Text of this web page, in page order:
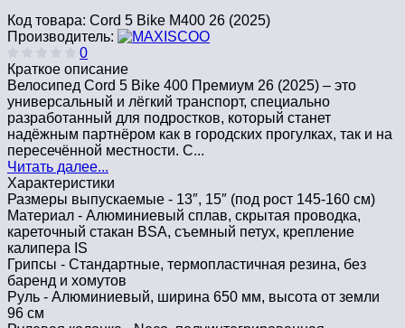
Код товара: Cord 5 Bike M400 26 (2025)
Производитель:
0
Краткое описание
Велосипед Cord 5 Bike 400 Премиум 26 (2025) – это
универсальный и лёгкий транспорт, специально
разработанный для подростков, который станет
надёжным партнёром как в городских прогулках, так и на
пересечённой местности. С...
Читать далее...
Характеристики
Размеры выпускаемые - 13″, 15″ (под рост 145-160 см)
Материал - Алюминиевый сплав, скрытая проводка,
кареточный стакан BSA, съемный петух, крепление
калипера IS
Грипсы - Стандартные, термопластичная резина, без
баренд и хомутов
Руль - Алюминиевый, ширина 650 мм, высота от земли
96 см